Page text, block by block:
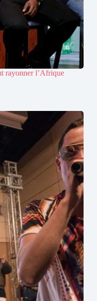
rayonner l’Afrique